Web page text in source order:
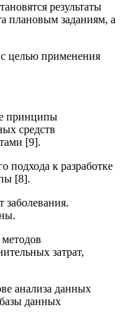
результаты
плановым заданиям, а
целью применения
принципы
средств
[9].
подхода к разработке
[8].
затрат,
анализа данных
данных